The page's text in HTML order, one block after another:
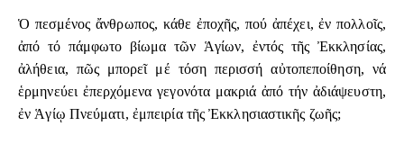
Ὁ πεσμένος ἄνθρωπος, κάθε ἐποχῆς, πού ἀπέχει, ἐν πολλοῖς,
ἀπό τό πάμφωτο βίωμα τῶν Ἁγίων, ἐντός τῆς Ἐκκλησίας,
ἀλήθεια, πῶς μπορεῖ μέ τόση περισσή αὐτοπεποίθηση, νά
ἑρμηνεύει ἐπερχόμενα γεγονότα μακριά ἀπό τήν ἀδιάψευστη,
ἐν Ἁγίῳ Πνεύματι, ἐμπειρία τῆς Ἐκκλησιαστικῆς ζωῆς;